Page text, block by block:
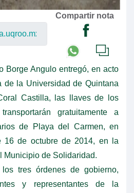
Compartir nota
Borge Angulo entregó, en acto
de la Universidad de Quintana
Castilla, las llaves de los
gratuitamente a
de Playa del Carmen, en
16 de octubre de 2014, en la
Municipio de Solidaridad.
tres órdenes de gobierno,
y representantes de la